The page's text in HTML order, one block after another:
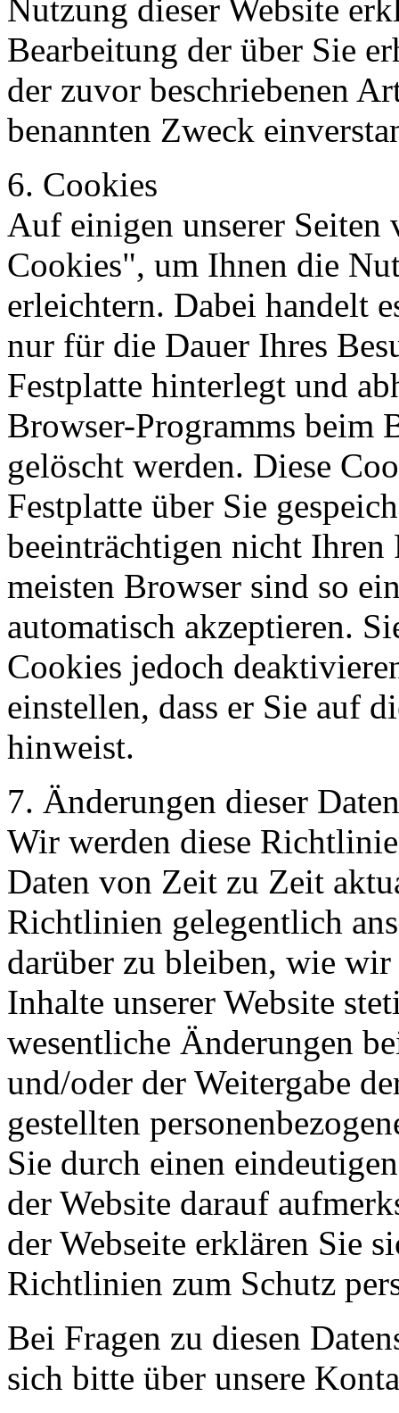
Nutzung dieser Website
Bearbeitung der über Sie
der zuvor beschriebenen
benannten Zweck
6. Cookies
Auf einigen unserer Seiten
Cookies", um Ihnen die
erleichtern. Dabei handelt
nur für die Dauer Ihres
Festplatte hinterlegt und
Browser-Programms beim
gelöscht werden. Diese
Festplatte über Sie
beeinträchtigen nicht
meisten Browser sind so
automatisch akzeptieren.
Cookies jedoch
einstellen, dass er Sie auf
hinweist.
7. Änderungen dieser
Wir werden diese
Daten von Zeit zu Zeit
Richtlinien gelegentlich
darüber zu bleiben, wie
Inhalte unserer Website
wesentliche Änderungen
und/oder der Weitergabe
gestellten
Sie durch einen
der Website darauf
der Webseite erklären Sie
Richtlinien zum Schutz
Bei Fragen zu diesen
sich bitte über unsere